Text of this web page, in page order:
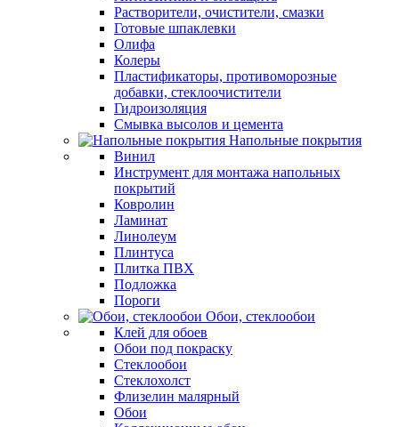
Растворители, очистители, смазки
Готовые шпаклевки
Олифа
Колеры
Пластификаторы, противоморозные
добавки, стеклоочистители
Гидроизоляция
Смывка высолов и цемента
Напольные покрытия
Винил
Инструмент для монтажа напольных
покрытий
Ковролин
Ламинат
Линолеум
Плинтуса
Плитка ПВХ
Подложка
Пороги
Обои, стеклообои
Клей для обоев
Обои под покраску
Стеклообои
Стеклохолст
Флизелин малярный
Обои